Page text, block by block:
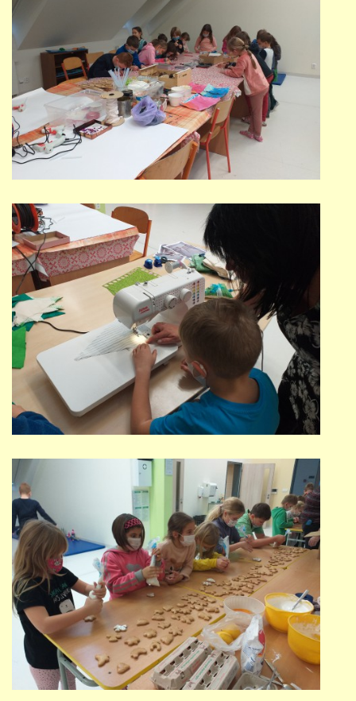
DOKUMENTY / KE STAŽENÍ
KURZY
KONTAKTY
PŘÍMĚSTSKÝ TÁBOR
MISS VÝTVARNÝ MODEL
ZAMĚSTNÁNÍ
DOTACE
GDPR
ZUŠ Pohořelice
Školní 462
Pohořelice
691 23
© 2026 eStránky.cz |Tisk|Nahoru ↑